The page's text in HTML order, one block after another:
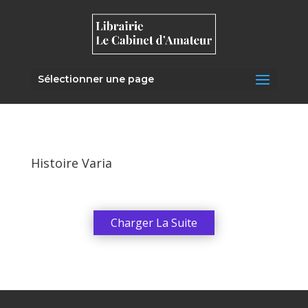
Sélectionner une page
Histoire Varia
Charger La Suite